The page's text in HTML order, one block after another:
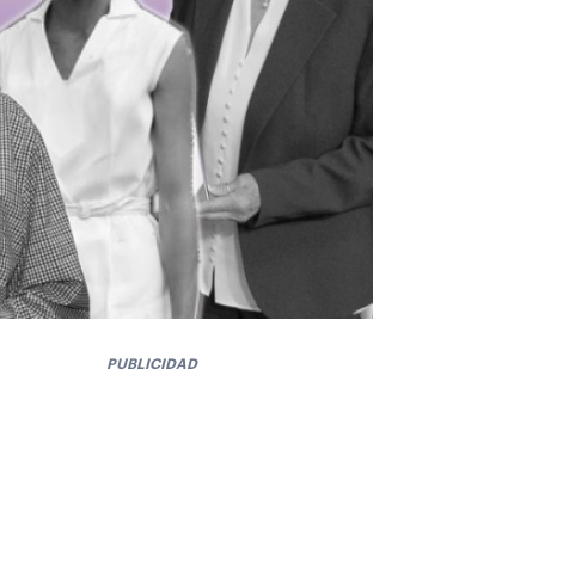
PUBLICIDAD